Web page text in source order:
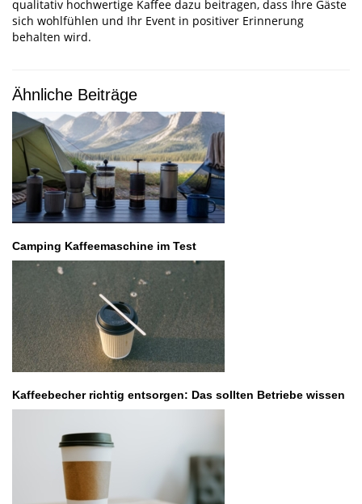
qualitativ hochwertige Kaffee dazu beitragen, dass Ihre Gäste
sich wohlfühlen und Ihr Event in positiver Erinnerung
behalten wird.
Ähnliche Beiträge
Camping Kaffeemaschine im Test
Kaffeebecher richtig entsorgen: Das sollten Betriebe wissen